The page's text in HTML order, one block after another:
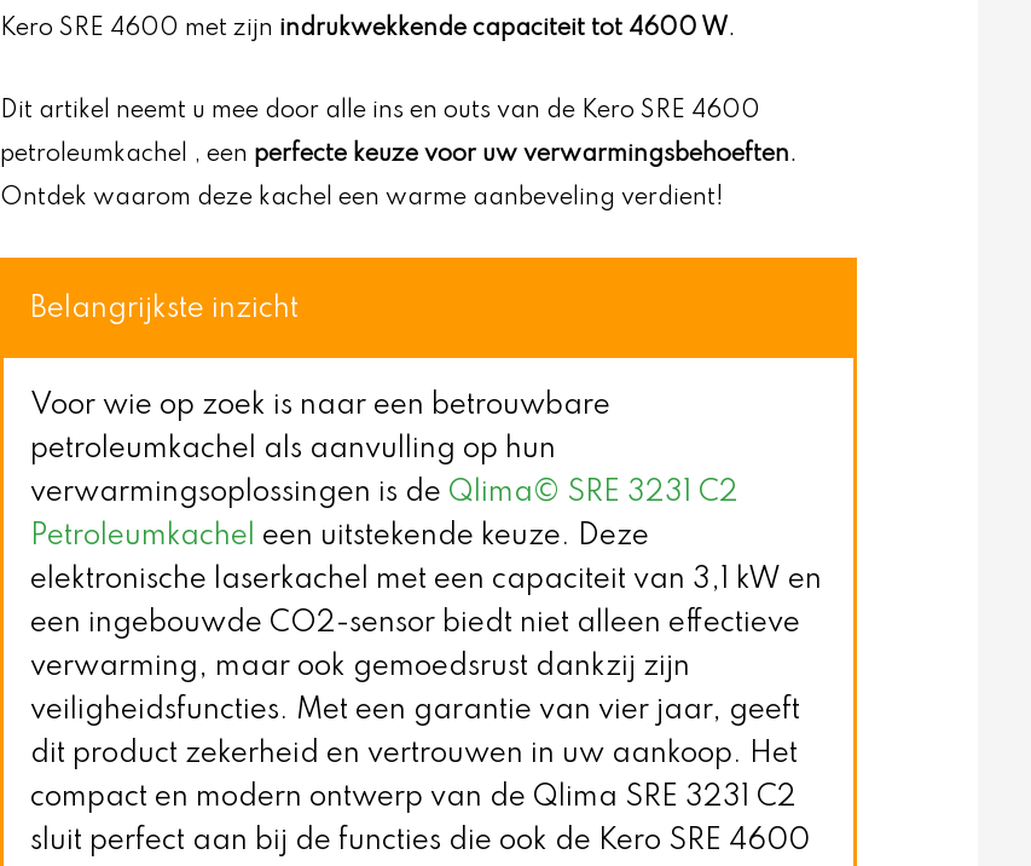
Kero SRE 4600 met zijn indrukwekkende capaciteit tot 4600 W.
Dit artikel neemt u mee door alle ins en outs van de Kero SRE 4600
petroleumkachel , een perfecte keuze voor uw verwarmingsbehoeften.
Ontdek waarom deze kachel een warme aanbeveling verdient!
Belangrijkste inzicht
Voor wie op zoek is naar een betrouwbare
petroleumkachel als aanvulling op hun
verwarmingsoplossingen is de Qlima© SRE 3231 C2
Petroleumkachel een uitstekende keuze. Deze
elektronische laserkachel met een capaciteit van 3,1 kW en
een ingebouwde CO2-sensor biedt niet alleen effectieve
verwarming, maar ook gemoedsrust dankzij zijn
veiligheidsfuncties. Met een garantie van vier jaar, geeft
dit product zekerheid en vertrouwen in uw aankoop. Het
compact en modern ontwerp van de Qlima SRE 3231 C2
sluit perfect aan bij de functies die ook de Kero SRE 4600